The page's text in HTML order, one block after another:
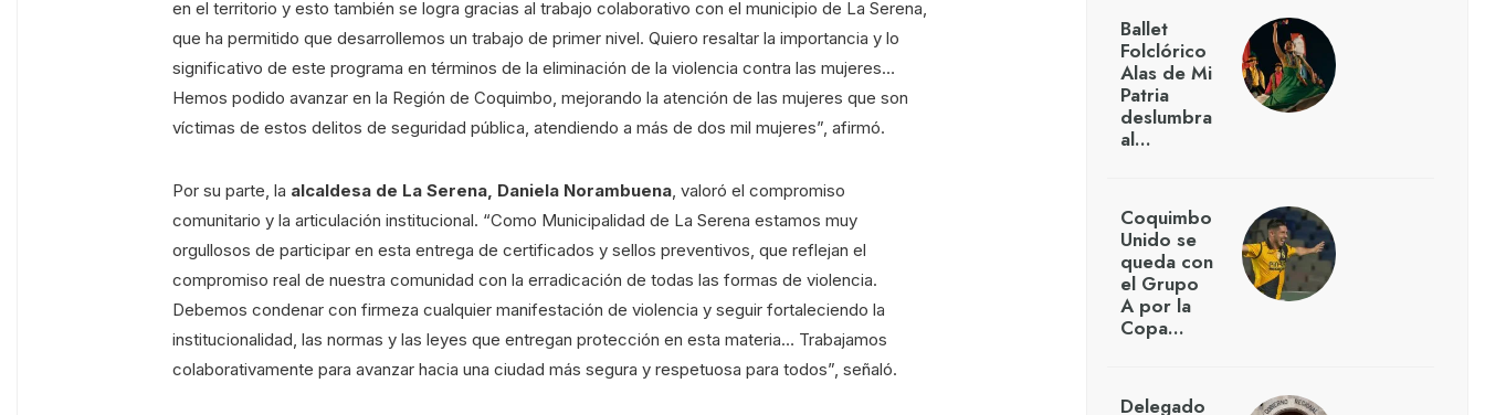
en el territorio y esto también se logra gracias al trabajo colaborativo con el municipio de La Serena,
que ha permitido que desarrollemos un trabajo de primer nivel. Quiero resaltar la importancia y lo
significativo de este programa en términos de la eliminación de la violencia contra las mujeres…
Hemos podido avanzar en la Región de Coquimbo, mejorando la atención de las mujeres que son
víctimas de estos delitos de seguridad pública, atendiendo a más de dos mil mujeres”, afirmó.
Por su parte, la alcaldesa de La Serena, Daniela Norambuena, valoró el compromiso
comunitario y la articulación institucional. “Como Municipalidad de La Serena estamos muy
orgullosos de participar en esta entrega de certificados y sellos preventivos, que reflejan el
compromiso real de nuestra comunidad con la erradicación de todas las formas de violencia.
Debemos condenar con firmeza cualquier manifestación de violencia y seguir fortaleciendo la
institucionalidad, las normas y las leyes que entregan protección en esta materia… Trabajamos
colaborativamente para avanzar hacia una ciudad más segura y respetuosa para todos”, señaló.
Ballet
Folclórico
Alas de Mi
Patria
deslumbra
al…
Coquimbo
Unido se
queda con
el Grupo
A por la
Copa…
Delegado